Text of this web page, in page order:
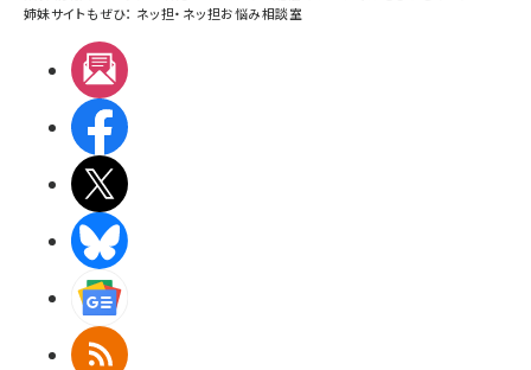
姉妹サイトもぜひ： ネッ担・ ネッ担お悩み相談室
RSS